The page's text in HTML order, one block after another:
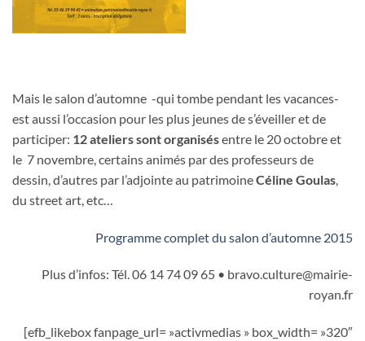
Mais le salon d’automne -qui tombe pendant les vacances-
est aussi l’occasion pour les plus jeunes de s’éveiller et de
participer: 12 ateliers sont organisésentre le 20 octobre et
le 7 novembre, certains animés par des professeurs de
dessin, d’autres par l’adjointe au patrimoineCéline Goulas
du street art, etc…
Programme complet du salon d’automne 2015
Plus d’infos: Tél. 06 14 74 09 65 • bravo.culture@mairie-
royan.fr
[efb_likebox fanpage_url= »activmedias » box_width= »320″